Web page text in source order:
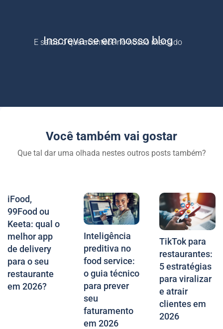
Inscreva-se em nosso blog
E saiba o que acontece no nosso mercado
Você também vai gostar
Que tal dar uma olhada nestes outros posts também?
iFood,
99Food ou
Keeta: qual o
melhor app
de delivery
para o seu
restaurante
em 2026?
Inteligência
preditiva no
food service:
o guia técnico
para prever
seu
faturamento
em 2026
TikTok para
restaurantes:
5 estratégias
para viralizar
e atrair
clientes em
2026